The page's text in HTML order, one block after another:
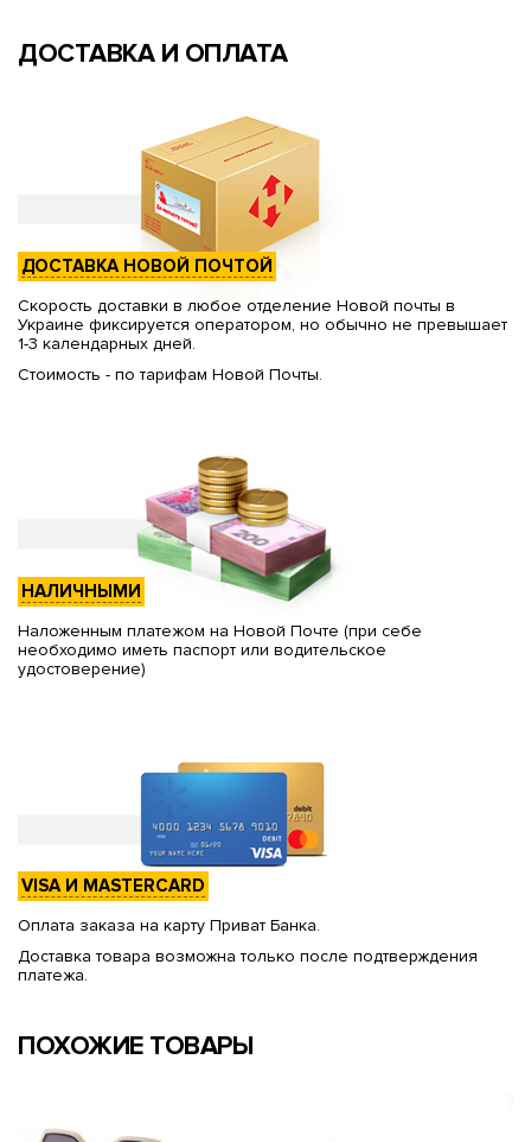
ДОСТАВКА И ОПЛАТА
ДОСТАВКА НОВОЙ ПОЧТОЙ
Скорость доставки в любое отделение Новой почты в
Украине фиксируется оператором, но обычно не превышает
1-3 календарных дней.
Стоимость - по тарифам Новой Почты.
НАЛИЧНЫМИ
Наложенным платежом на Новой Почте (при себе
необходимо иметь паспорт или водительское
удостоверение)
VISA И MASTERCARD
Оплата заказа на карту Приват Банка.
Доставка товара возможна только после подтверждения
платежа.
ПОХОЖИЕ ТОВАРЫ